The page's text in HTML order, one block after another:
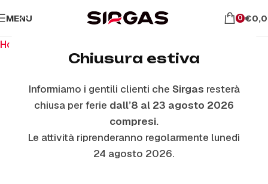
Chiusura estiva
Informiamo i gentili clienti che Sirgas resterà
chiusa per ferie dall’8 al 23 agosto 2026
compresi.
Le attività riprenderanno regolarmente lunedì
24 agosto 2026.
MENU 0 €
Home
ESAURITO